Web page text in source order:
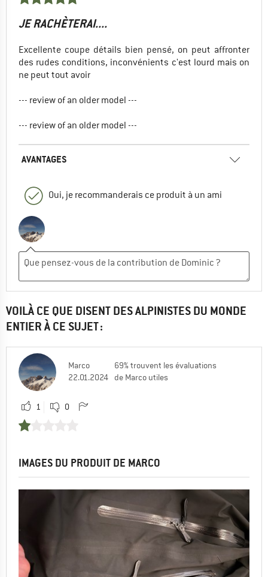
JE RACHÈTERAI....
Excellente coupe détails bien pensé, on peut affronter
des rudes conditions, inconvénients c'est lourd mais on
ne peut tout avoir
--- review of an older model ---
--- review of an older model ---
AVANTAGES
Oui, je recommanderais ce produit à un ami
VOILÀ CE QUE DISENT DES ALPINISTES DU MONDE
ENTIER À CE SUJET :
Marco
22.01.2024
69% trouvent les évaluations
de Marco utiles
1 0
IMAGES DU PRODUIT DE MARCO